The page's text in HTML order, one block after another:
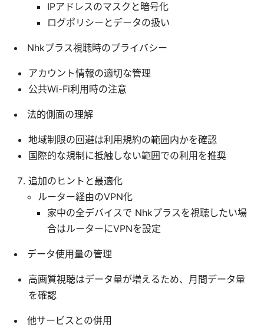
IPアドレスのマスクと暗号化
ログポリシーとデータの扱い
Nhkプラス視聴時のプライバシー
アカウント情報の適切な管理
公共Wi-Fi利用時の注意
法的側面の理解
地域制限の回避は利用規約の範囲内かを確認
国際的な規制に抵触しない範囲での利用を推奨
追加のヒントと最適化
ルーター経由のVPN化
家中の全デバイスで Nhkプラスを視聴したい場
合はルーターにVPNを設定
データ使用量の管理
高画質視聴はデータ量が増えるため、月間データ量
を確認
他サービスとの併用